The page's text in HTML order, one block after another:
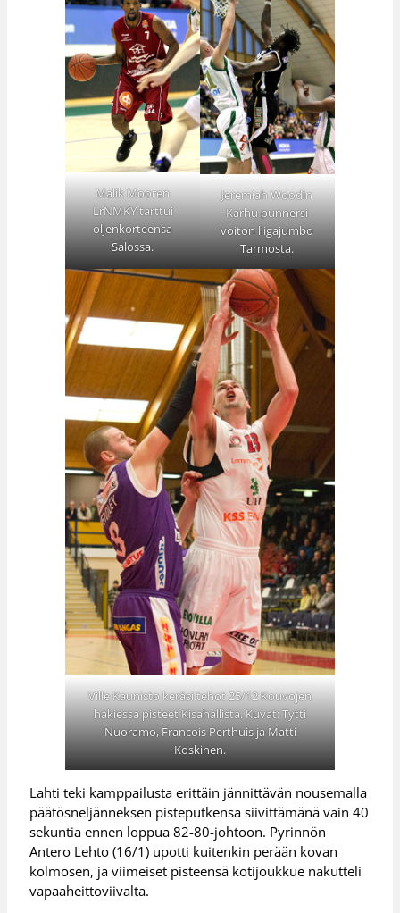
Malik Mooren
LrNMKY tarttui
oljenkorteensa
Salossa.
Jeremiah Woodin
Karhu punnersi
voiton liigajumbo
Tarmosta.
Ville Kaunisto keräsi tehot 25/12 Kouvojen
hakiessa pisteet Kisahallista. Kuvat: Tytti
Nuoramo, Francois Perthuis ja Matti
Koskinen.
Lahti teki kamppailusta erittäin jännittävän nousemalla
päätösneljänneksen pisteputkensa siivittämänä vain 40
sekuntia ennen loppua 82-80-johtoon. Pyrinnön
Antero Lehto (16/1) upotti kuitenkin perään kovan
kolmosen, ja viimeiset pisteensä kotijoukkue nakutteli
vapaaheittoviivalta.